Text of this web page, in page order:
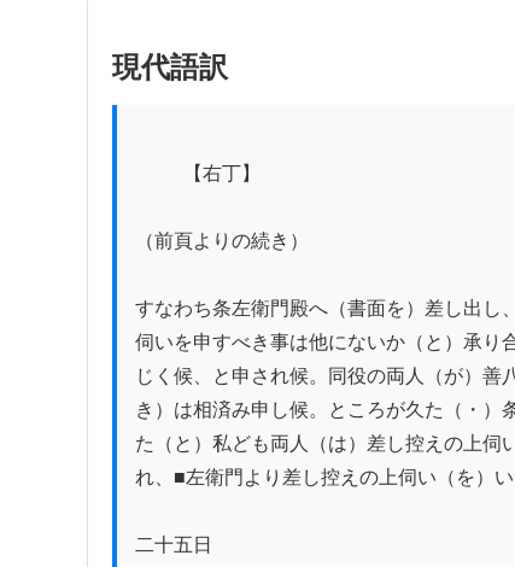
現代語訳
（前頁よりの続き）
すなわち条左衛門殿へ（書面を）差し出し
伺いを申すべき事は他にないか（と）承り
じく候、と申され候。同役の両人（が）
き）は相済み申し候。ところが久た（・）
た（と）私ども両人（は）差し控えの上伺
れ、■左衛門より差し控えの上伺い（を）い
二十五日